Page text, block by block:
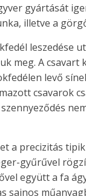
gyártását
illetve a
leszedése
meg. A
levő
csavarok
a precizitás
gyűrűvel
együtt a fa
sajnos